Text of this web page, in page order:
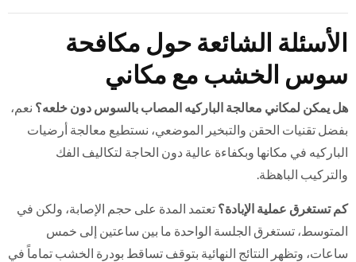
الأسئلة الشائعة حول مكافحة
سوس الخشب مع مكاني
هل يمكن لمكاني معالجة الباركيه المصاب بالسوس دون خلعه؟ نعم،
بفضل تقنيات الحقن والتبخير الموضعي، نستطيع معالجة أرضيات
الباركيه في مكانها وبكفاءة عالية دون الحاجة لتكاليف الفك
والتركيب الباهظة.
كم تستغرق عملية الإبادة؟ تعتمد المدة على حجم الإصابة، ولكن في
المتوسط، تستغرق الجلسة الواحدة ما بين ساعتين إلى خمس
ساعات، وتظهر النتائج النهائية بتوقف تساقط بودرة الخشب تماماً في